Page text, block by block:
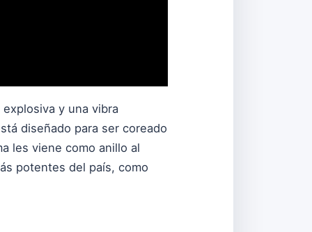
y una vibra
diseñado para ser coreado
les viene como anillo al
potentes del país, como